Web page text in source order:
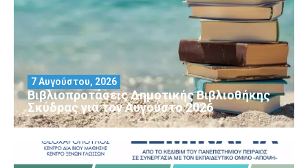
Βιβλιοπροτάσεις Δημοτικής Βιβλιοθήκης
Σκύδρας για τον Αύγούστο 2026
7 Αυγούστου, 2026